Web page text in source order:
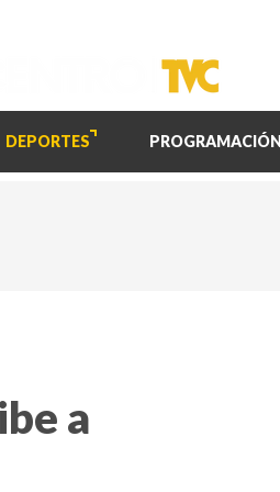
DEPORTES PROGRAMACIÓN
a